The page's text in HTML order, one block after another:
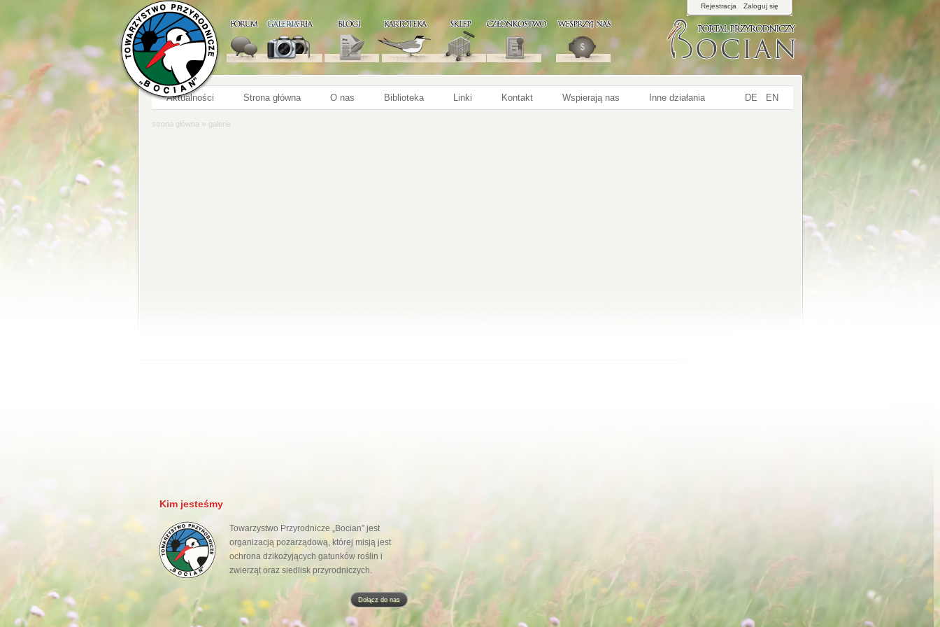
Zaloguj się
Rejestracja
EN
DE
Aktualności Strona główna O nas Biblioteka Linki Kontakt Wspierają nas Inne działania
strona główna » galerie
Kim jesteśmy
Towarzystwo Przyrodnicze „Bocian” jest
organizacją pozarządową, której misją jest
ochrona dzikożyjących gatunków roślin i
zwierząt oraz siedlisk przyrodniczych.
Dołącz do nas